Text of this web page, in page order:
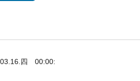
四 00:00: